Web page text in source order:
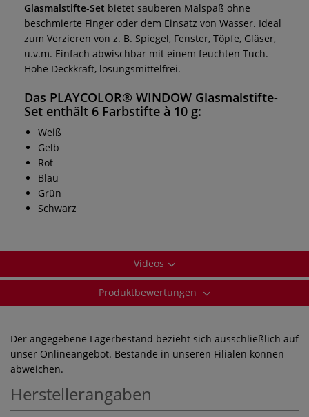
Glasmalstifte-Set bietet sauberen Malspaß ohne
beschmierte Finger oder dem Einsatz von Wasser. Ideal
zum Verzieren von z. B. Spiegel, Fenster, Töpfe, Gläser,
u.v.m. Einfach abwischbar mit einem feuchten Tuch.
Hohe Deckkraft, lösungsmittelfrei.
Das PLAYCOLOR® WINDOW Glasmalstifte-
Set enthält 6 Farbstifte à 10 g:
Weiß
Gelb
Rot
Blau
Grün
Schwarz
Videos
Produktbewertungen
Der angegebene Lagerbestand bezieht sich ausschließlich auf
unser Onlineangebot. Bestände in unseren Filialen können
abweichen.
Herstellerangaben